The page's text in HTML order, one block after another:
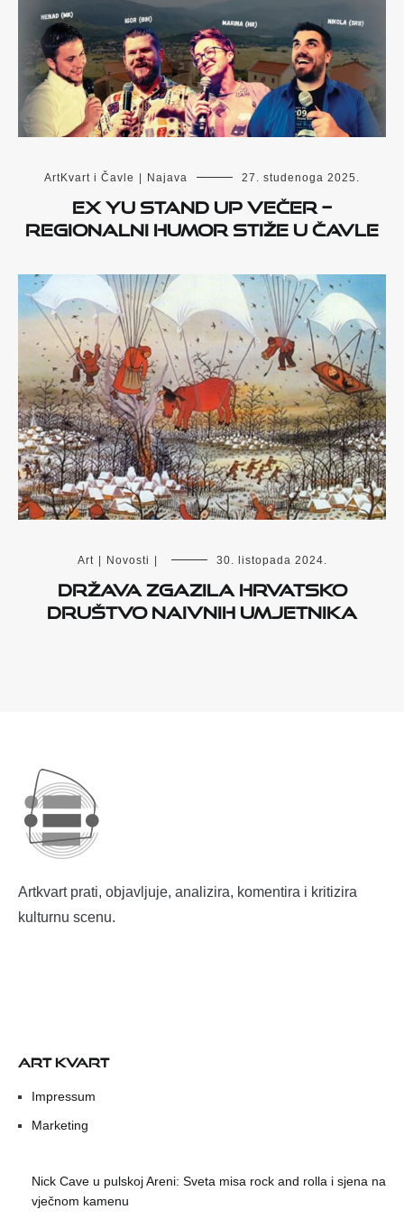
ArtKvart i Čavle | Najava 27. studenoga 2025.
EX YU STAND UP VEČER –
REGIONALNI HUMOR STIŽE U ČAVLE
Art | Novosti | 30. listopada 2024.
DRŽAVA ZGAZILA HRVATSKO
DRUŠTVO NAIVNIH UMJETNIKA
Artkvart prati, objavljuje, analizira, komentira i kritizira
kulturnu scenu.
ART KVART
Impressum
Marketing
Nick Cave u pulskoj Areni: Sveta misa rock and rolla i sjena na
vječnom kamenu